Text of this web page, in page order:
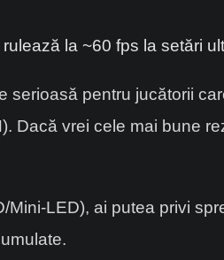
la ~60 fps la setări
serioasă pentru jucătorii
Dacă vrei cele mai bune
LED), ai putea privi